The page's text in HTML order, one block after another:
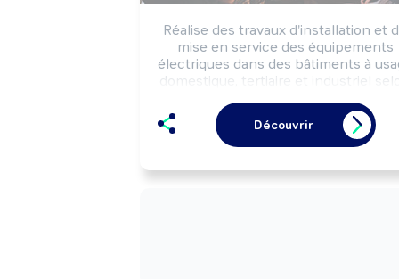
Réalise des travaux d'installation et
mise en service des équipements
électriques dans des bâtiments à
domestique, tertiaire et industriel
Peut câbler et raccorder des
installations très basse tension
(téléphonie, informatique, alarmes, ...).
dépannage et de maintenance.
Découvrir